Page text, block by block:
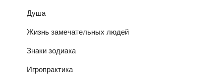
Душа
Жизнь замечательных людей
Знаки зодиака
Игропрактика